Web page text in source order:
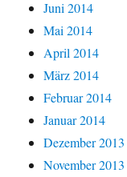
Juni 2014
Mai 2014
April 2014
März 2014
Februar 2014
Januar 2014
Dezember 2013
November 2013